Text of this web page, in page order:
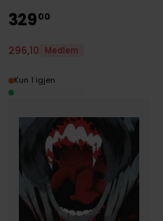
32900
296,10 Medlem
Kun 1 igjen